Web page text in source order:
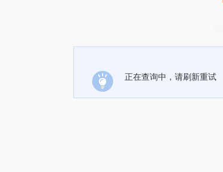
正在查询中，请刷新重试